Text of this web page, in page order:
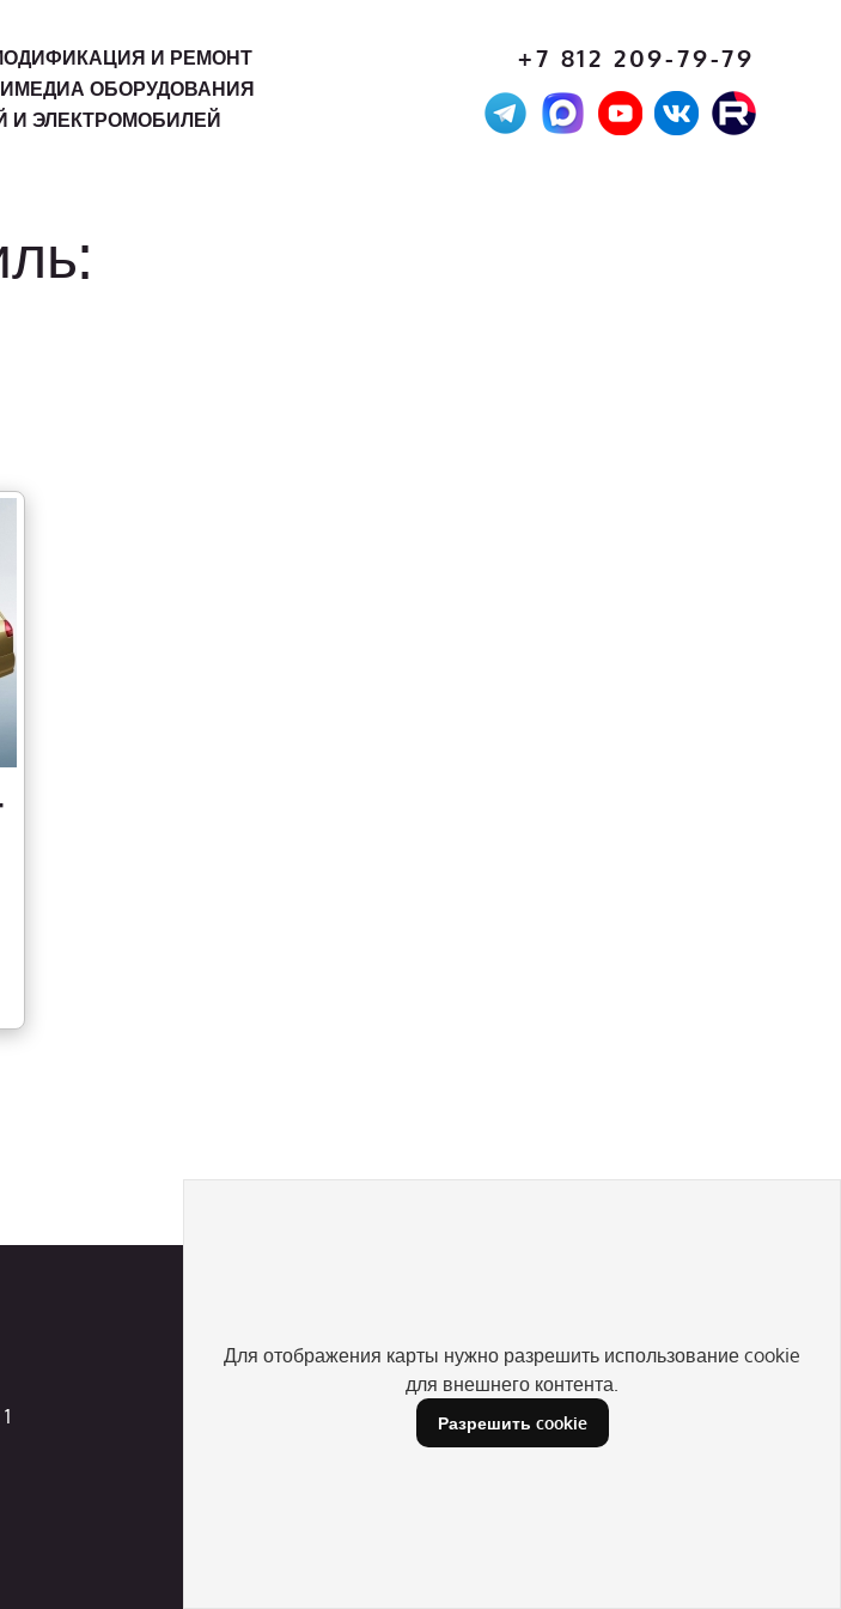
И РЕМОНТ
ОБОРУДОВАНИЯ
И ЭЛЕКТРОМОБИЛЕЙ
+7 812 209-79-79
Для отображения карты нужно разрешить использование cookie
для внешнего контента.
Разрешить cookie